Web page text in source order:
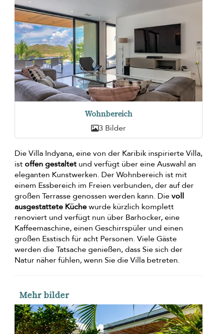
Wohnbereich
3 Bilder
Die Villa Indyana, eine von der Karibik inspirierte Villa,
istoffen gestaltet und verfügt über eine Auswahl an
eleganten Kunstwerken. Der Wohnbereich ist mit
einem Essbereich im Freien verbunden, der auf der
großen Terrasse genossen werden kann. Dievoll
ausgestattete Küchewurde kürzlich komplett
renoviert und verfügt nun über Barhocker, eine
Kaffeemaschine, einen Geschirrspüler und einen
großen Esstisch für acht Personen. Viele Gäste
werden die Tatsache genießen, dass Sie sich der
Natur näher fühlen, wenn Sie die Villa betreten.
Mehr bilder